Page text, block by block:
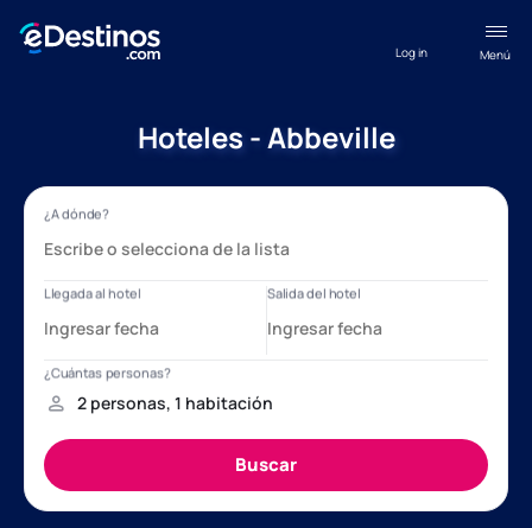
Menú
Log in
Hoteles - Abbeville